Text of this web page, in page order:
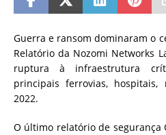
Guerra e ransom dominaram o
Relatório da Nozomi Networks
ruptura à infraestrutura
principais ferrovias,
2022.
O último relatório de segurança